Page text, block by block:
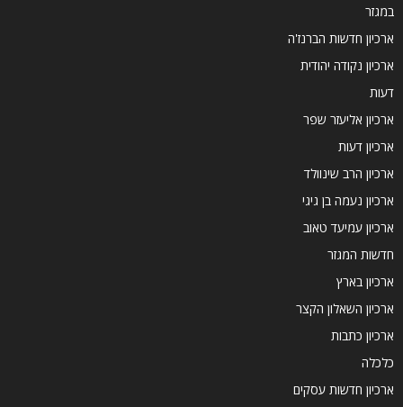
במגזר
ארכיון חדשות הברנז'ה
ארכיון נקודה יהודית
דעות
ארכיון אליעזר שפר
ארכיון דעות
ארכיון הרב שינוולד
ארכיון נעמה בן גיגי
ארכיון עמיעד טאוב
חדשות המגזר
ארכיון בארץ
ארכיון השאלון הקצר
ארכיון כתבות
כלכלה
ארכיון חדשות עסקים